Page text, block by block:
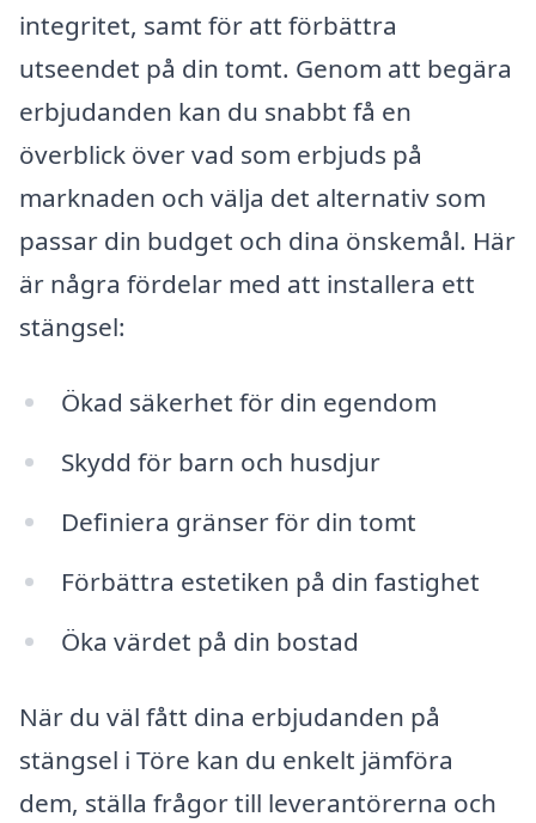
integritet, samt för att förbättra
utseendet på din tomt. Genom att begära
erbjudanden kan du snabbt få en
överblick över vad som erbjuds på
marknaden och välja det alternativ som
passar din budget och dina önskemål. Här
är några fördelar med att installera ett
stängsel:
Ökad säkerhet för din egendom
Skydd för barn och husdjur
Definiera gränser för din tomt
Förbättra estetiken på din fastighet
Öka värdet på din bostad
När du väl fått dina erbjudanden på
stängsel i Töre kan du enkelt jämföra
dem, ställa frågor till leverantörerna och